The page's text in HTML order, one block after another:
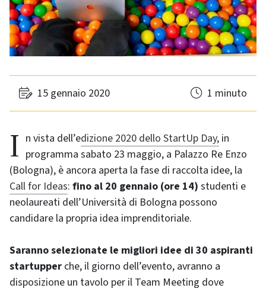
15 gennaio 2020 1 minuto
In vista dell’edizione 2020 dello StartUp Day, in
programma sabato 23 maggio, a Palazzo Re Enzo
(Bologna), è ancora aperta la fase di raccolta idee, la
Call for Ideas: fino al 20 gennaio (ore 14) studenti e
neolaureati dell’Università di Bologna possono
candidare la propria idea imprenditoriale.
Saranno selezionate le migliori idee di 30 aspiranti
startupper che, il giorno dell’evento, avranno a
disposizione un tavolo per il Team Meeting dove